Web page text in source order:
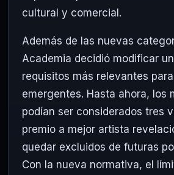
cultural y comercial.
Además de las nuevas
Academia decidió modificar
requisitos más relevantes
emergentes. Hasta ahora, los
podían ser considerados tres
premio a mejor artista
quedar excluidos de futuras
Con la nueva normativa, el